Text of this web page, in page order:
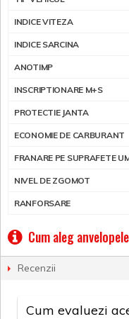
INDICE VITEZA
INDICE SARCINA
ANOTIMP
INSCRIPTIONARE M+S
PROTECTIE JANTA
ECONOMIE DE CARBURANT
FRANARE PE SUPRAFETE
NIVEL DE ZGOMOT
RANFORSARE
Cum aleg
Recenzii
Cum evaluezi